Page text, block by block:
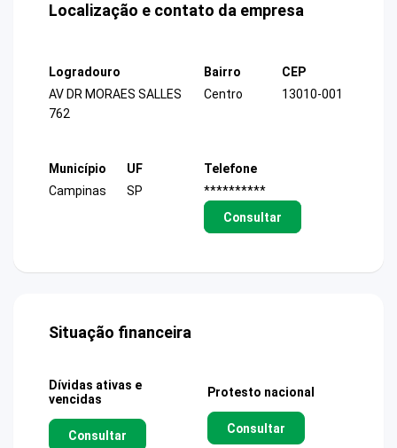
Localização e contato da empresa
Logradouro
AV DR MORAES SALLES
762
Bairro
Centro
CEP
13010-001
Município
Campinas
UF
SP
Telefone
**********
Consultar
Situação financeira
Dívidas ativas e
vencidas
Consultar
Protesto nacional
Consultar